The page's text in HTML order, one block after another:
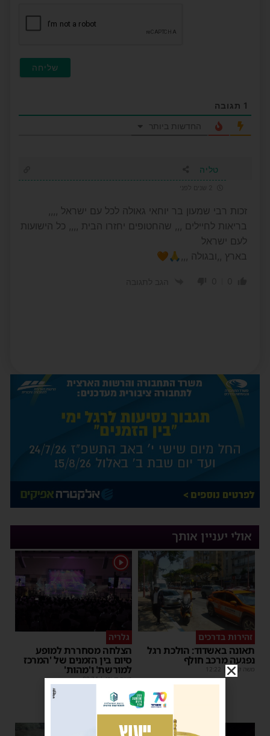
1 תגובה
החדשות ביותר
טליה
זכות רבי שמעון בר יוחאי גאולה לכל עם ישראל ,,,,
בריאות לחיילים ,,, שהחטופים יחזרו הבית ,,,, כל הישועות
לעם ישראל
בארץ ,,ובגולה ,,,🙏🧡
אולי יעניין אותך
זהירות בדרכים
תאונה באשדוד: הולכת רגל
נפגעה מרכב חולף
משה קאהן 12:22
1
גלריה
הצלחה מסחררת למופע
סיום בין הזמנים של 'המרכז
למורשת' ו'מהות'
משה קאהן |
09:34